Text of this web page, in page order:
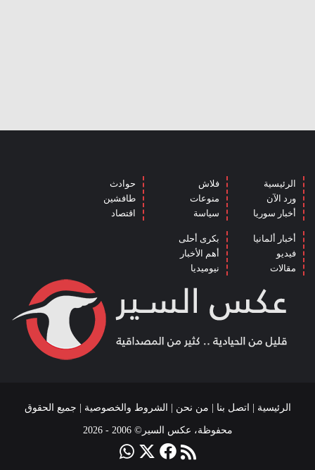
الرئيسية
ورد الآن
أخبار سوريا
فلاش
منوعات
سياسة
حوادث
طافشين
اقتصاد
أخبار ألمانيا
فيديو
مقالات
بكرى أحلى
أهم الأخبار
نيوميديا
الرئيسية | اتصل بنا | من نحن | الشروط والخصوصية | جميع الحقوق
محفوظة، عكس السير© 2006 - 2026